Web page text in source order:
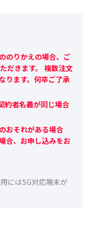
のりかえの場合、ご
だきます。 複数注文
ります。何卒ご了承
約者名義が同じ場合
おそれがある場合
合、お申し込みをお
には5G対応端末が